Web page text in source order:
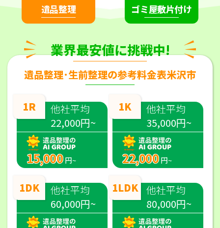
遺品整理 ゴミ屋敷片付け
業界最安値に挑戦中!
遺品整理･生前整理の参考料金表米沢市
1R
他社平均
22,000円~
15,000 円~
1DK
他社平均
60,000円~
1K
他社平均
35,000円~
22,000 円~
1LDK 他社平均
80,000円~